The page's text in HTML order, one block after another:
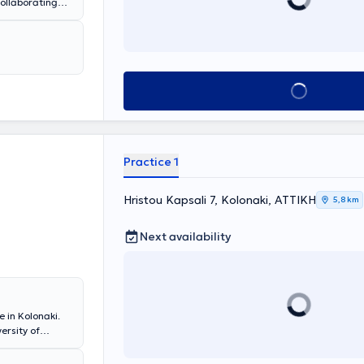
and treatment
Book appointment
in Kolonaki.
of
of
Practice 1
Hristou Kapsali 7, Kolonaki, ΑΤΤΙΚΗ 5,8 km
Next availability